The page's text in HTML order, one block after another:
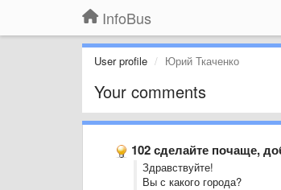
InfoBus
User profile Юрий Ткаченко
Your comments
102 сделайте почаще,
Здравствуйте!
Вы с какого города?